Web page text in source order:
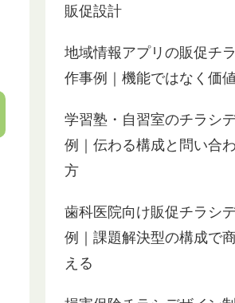
販促設計
地域情報アプリの販促チ
作事例｜機能ではなく価
学習塾・自習室のチラシ
例｜伝わる構成と問い合
方
歯科医院向け販促チラシ
例｜課題解決型の構成で
える